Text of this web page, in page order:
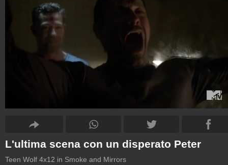
L'ultima scena con un disperato Peter
Teen Wolf 4x12 in Smoke and Mirrors